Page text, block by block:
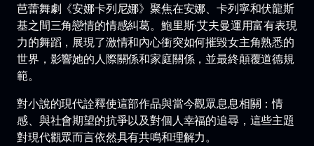
芭蕾舞劇《安娜卡列尼娜》聚焦在安娜、卡列寧和伏龍斯
基之間三角戀情的情感糾葛。鮑里斯·艾夫曼運用富有表現
力的舞蹈，展現了激情和內心衝突如何摧毀女主角熟悉的
世界，影響她的人際關係和家庭關係，並最終顛覆道德規
範。
對小說的現代詮釋使這部作品與當今觀眾息息相關：情
感、與社會期望的抗爭以及對個人幸福的追尋，這些主題
對現代觀眾而言依然具有共鳴和理解力。